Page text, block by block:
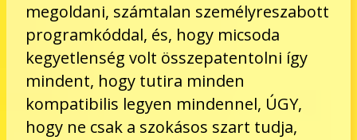
megoldani, számtalan személyreszabott
programkóddal, és, hogy micsoda
kegyetlenség volt összepatentolni így
mindent, hogy tutira minden
kompatibilis legyen mindennel, ÚGY,
hogy ne csak a szokásos szart tudja,